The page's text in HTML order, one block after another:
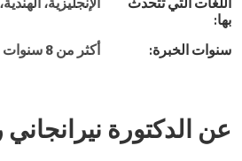
اللغات التي تتحدث
بها:
الإنجليزية،
سنوات الخبرة: أكثر من 8 سنوات
عن الدكتورة نيرانجاني